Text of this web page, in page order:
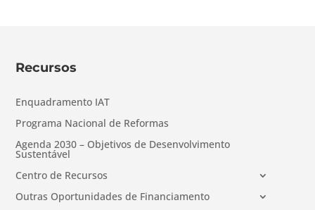
Recursos
Enquadramento IAT
Programa Nacional de Reformas
Agenda 2030 – Objetivos de Desenvolvimento
Sustentável
Centro de Recursos
Outras Oportunidades de Financiamento